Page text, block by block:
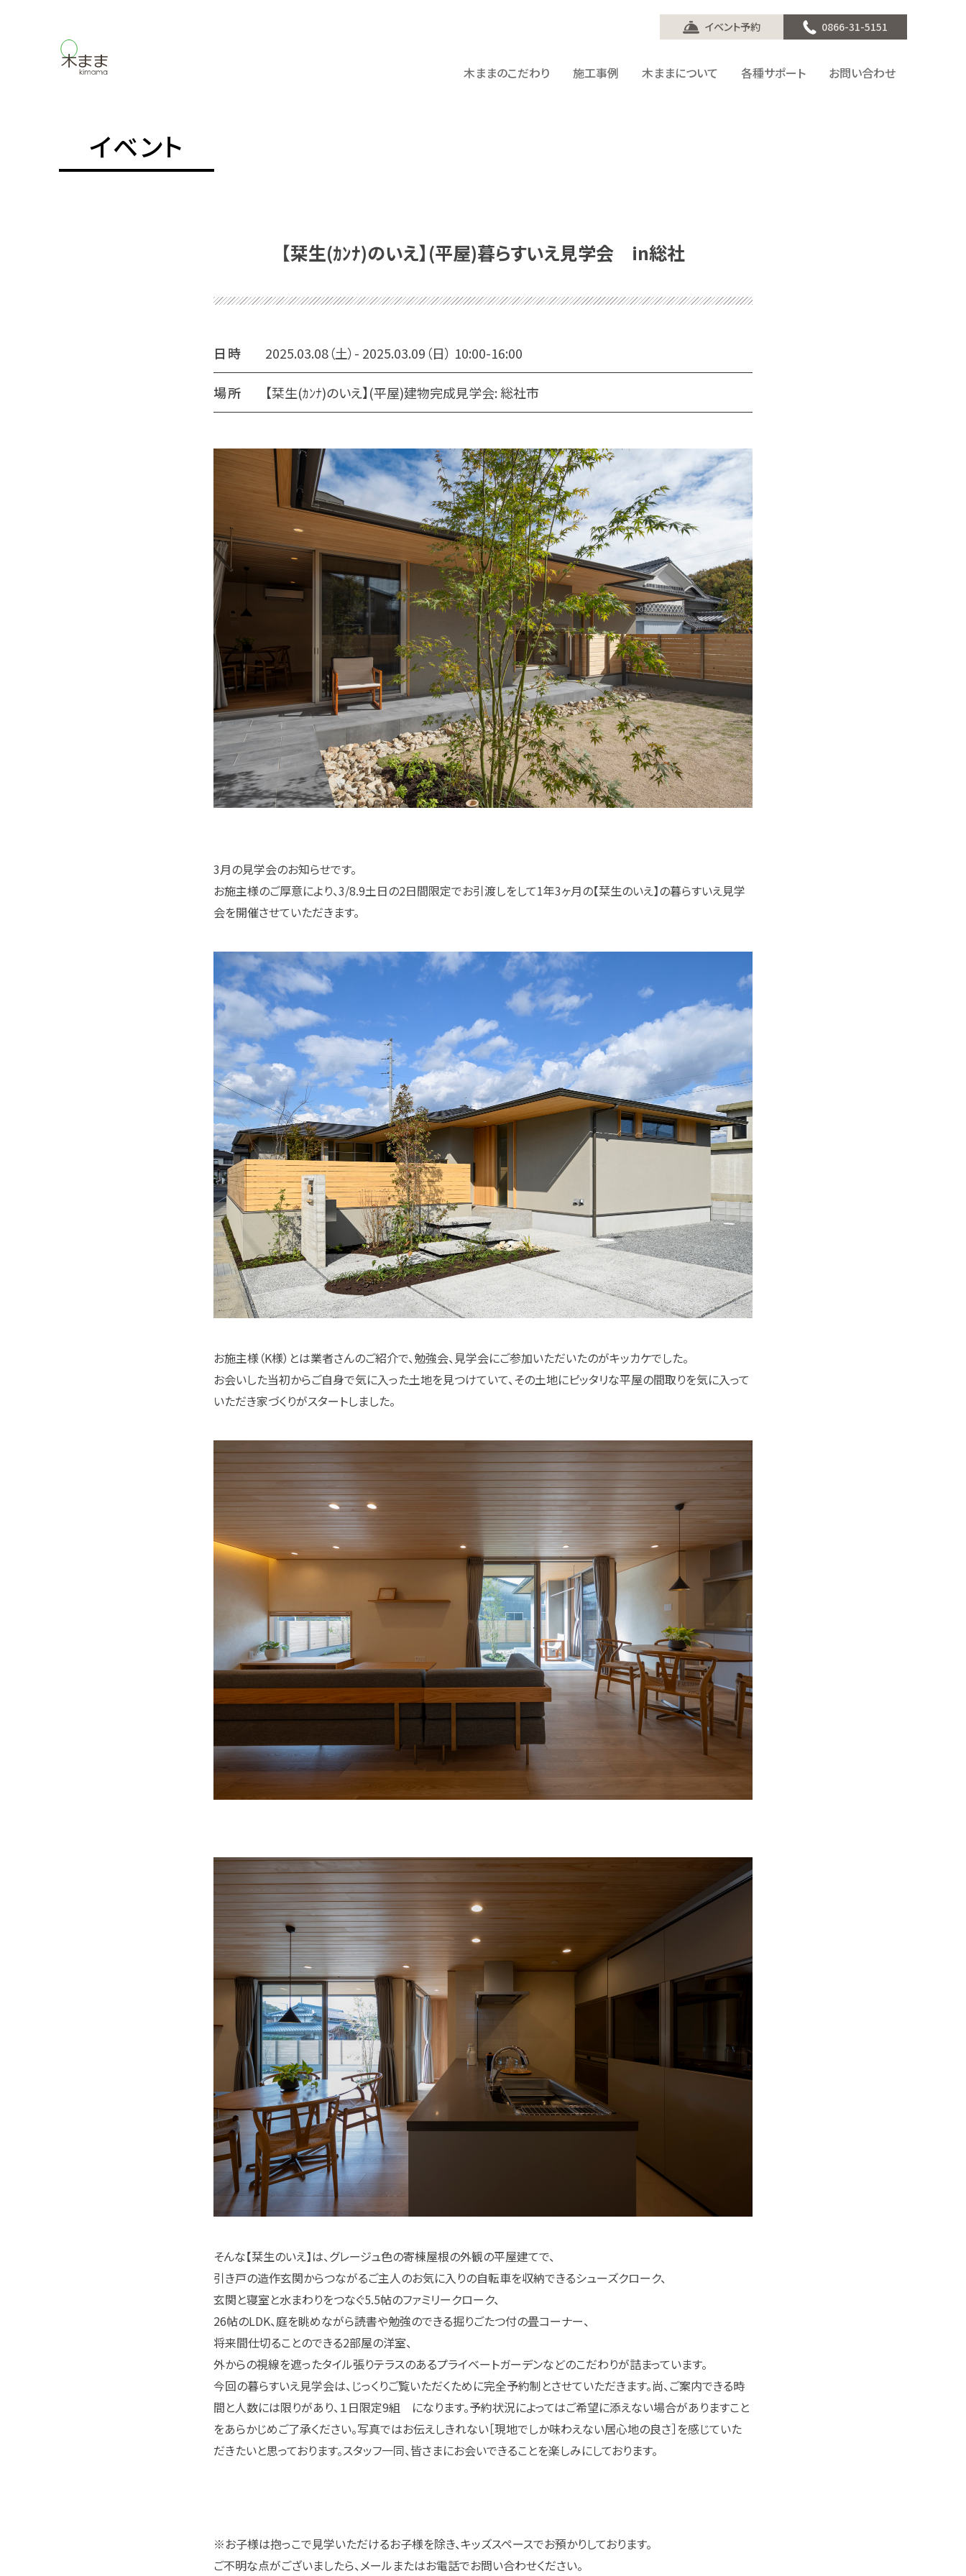
イベント予約 0866-31-5151
木ままのこだわり 施工事例 木ままについて 各種サポート お問い合わせ
イベント
【栞生(ｶﾝﾅ)のいえ】(平屋)暮らすいえ見学会 in総社
日時 2025.03.08（土）- 2025.03.09（日） 10:00-16:00
場所 【栞生(ｶﾝﾅ)のいえ】(平屋)建物完成見学会: 総社市
3月の見学会のお知らせです。
お施主様のご厚意により、3/8.9土日の2日間限定でお引渡しをして1年3ヶ月の【栞生のいえ】の暮らすいえ見学
会を開催させていただきます。
お施主様（K様）とは業者さんのご紹介で、勉強会、見学会にご参加いただいたのがキッカケでした。
お会いした当初からご自身で気に入った土地を見つけていて、その土地にピッタリな平屋の間取りを気に入って
いただき家づくりがスタートしました。
そんな【栞生のいえ】は、グレージュ色の寄棟屋根の外観の平屋建てで、
引き戸の造作玄関からつながるご主人のお気に入りの自転車を収納できるシューズクローク、
玄関と寝室と水まわりをつなぐ5.5帖のファミリークローク、
26帖のLDK、庭を眺めながら読書や勉強のできる掘りごたつ付の畳コーナー、
将来間仕切ることのできる2部屋の洋室、
外からの視線を遮ったタイル張りテラスのあるプライベートガーデンなどのこだわりが詰まっています。
今回の暮らすいえ見学会は、じっくりご覧いただくために完全予約制とさせていただきます。尚、ご案内できる時
間と人数には限りがあり、１日限定9組 になります。予約状況によってはご希望に添えない場合がありますこと
をあらかじめご了承ください。写真ではお伝えしきれない［現地でしか味わえない居心地の良さ］を感じていた
だきたいと思っております。スタッフ一同、皆さまにお会いできることを楽しみにしております。
※お子様は抱っこで見学いただけるお子様を除き、キッズスペースでお預かりしております。
ご不明な点がございましたら、メールまたはお電話でお問い合わせください。